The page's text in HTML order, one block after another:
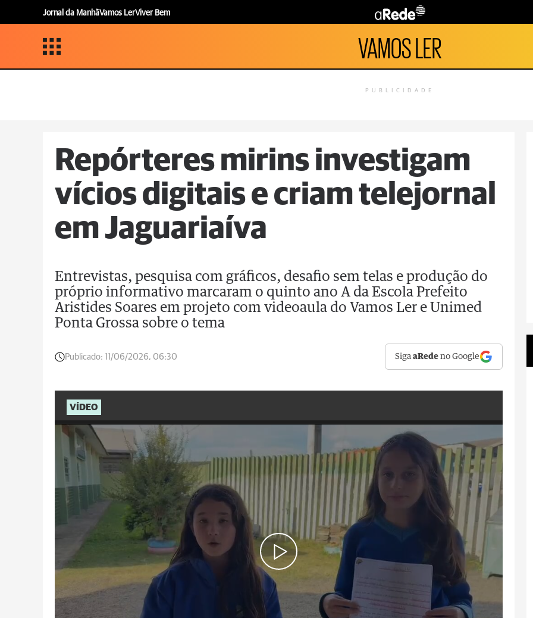
Jornal da ManhãVamos LerViver Bem
VAMOS LER
PUBLICIDADE
Repórteres mirins investigam
vícios digitais e criam telejornal
em Jaguariaíva
Entrevistas, pesquisa com gráficos, desafio sem telas e produção do
próprio informativo marcaram o quinto ano A da Escola Prefeito
Aristides Soares em projeto com videoaula do Vamos Ler e Unimed
Ponta Grossa sobre o tema
Publicado: 11/06/2026, 06:30 SigaaRede no Google
VÍDEO